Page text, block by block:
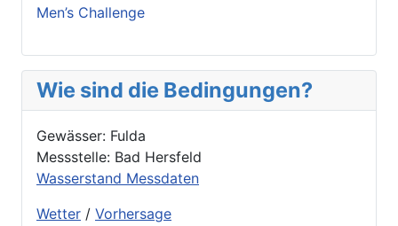
Men’s Challenge
Wie sind die Bedingungen?
Gewässer: Fulda
Messstelle: Bad Hersfeld
Wasserstand Messdaten
Wetter / Vorhersage